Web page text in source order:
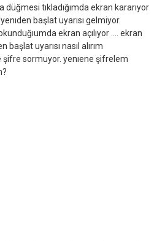
tıkladığımda ekran kararıyor
başlat uyarısı gelmiyor.
ekran açılıyor .... ekran
başlat uyarısı nasıl alırım
şifre sormuyor. yenıene şifrelem